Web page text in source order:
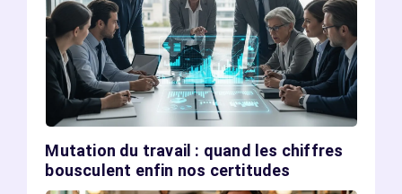
Mutation du travail : quand les chiffres
bousculent enfin nos certitudes